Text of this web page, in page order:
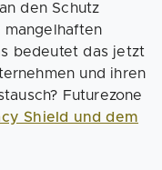
den Schutz
bedeutet das jetzt
und ihren
Futurezone
Shield und dem